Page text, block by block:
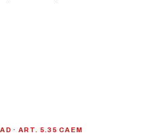
· ART. 5.35 CAEM